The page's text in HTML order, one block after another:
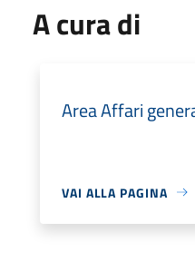
A cura di
Area Affari
VAI ALLA PAGINA